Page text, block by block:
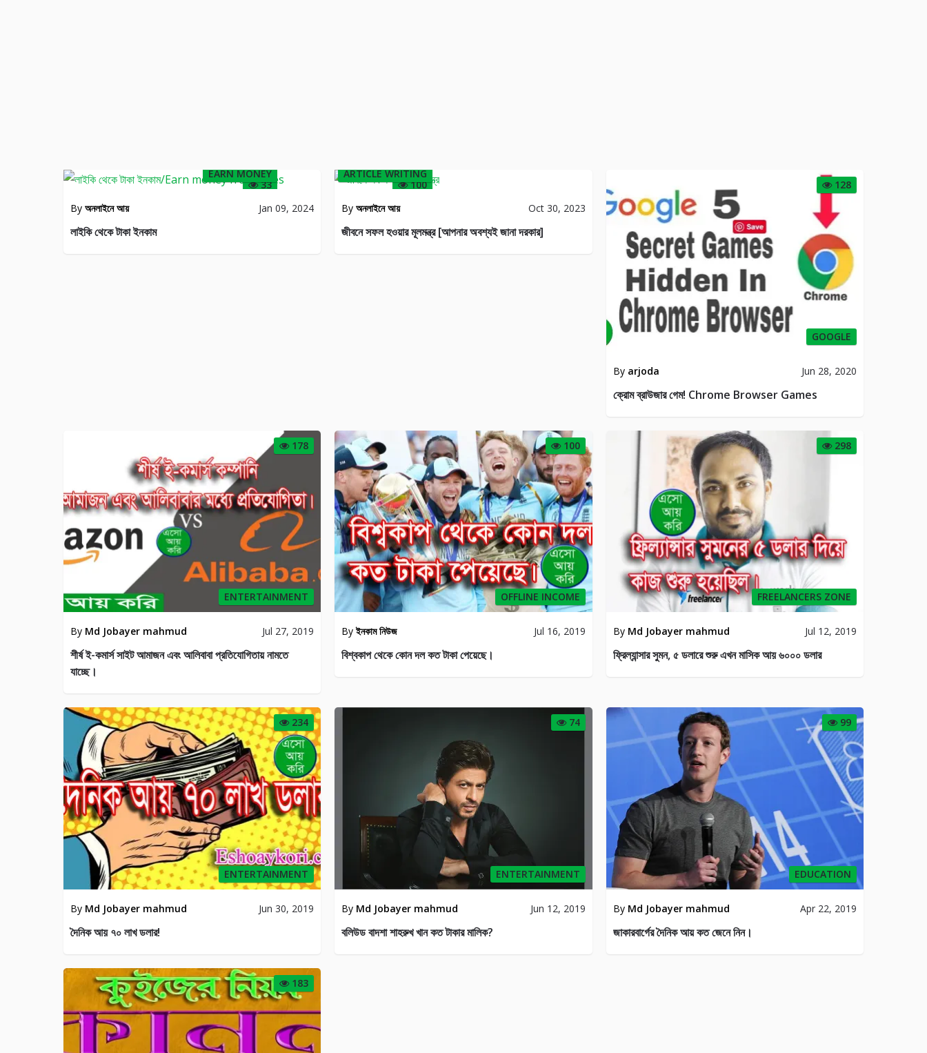
33
EARN MONEY
By অনলাইনে আয় Jan 09, 2024
লাইকি থেকে টাকা ইনকাম
100
ARTICLE WRITING
Byঅনলাইনে আয় Oct 30, 2023
জীবনে সফল হওয়ার মূলমন্ত্র [আপনার অবশ্যই জানা দরকার]
128
GOOGLE
By arjoda Jun 28, 2020
ক্রোম ব্রাউজার গেম! Chrome Browser Games
178
ENTERTAINMENT
By Md Jobayer mahmud Jul 27, 2019
শীর্ষ ই-কমার্স সাইট আমাজন এবং আলিবাবা প্রতিযোগিতায় নামতে
যাচ্ছে।
100
OFFLINE INCOME
Byইনকাম নিউজ Jul 16, 2019
বিশ্বকাপ থেকে কোন দল কত টাকা পেয়েছে।
298
FREELANCERS ZONE
By Md Jobayer mahmud Jul 12, 2019
ফ্রিল্যান্সার সুমন, ৫ ডলারে শুরু এখন মাসিক আয় ৬০০০ ডলার
234
ENTERTAINMENT
By Md Jobayer mahmud Jun 30, 2019
দৈনিক আয় ৭০ লাখ ডলার!
74
ENTERTAINMENT
By Md Jobayer mahmud Jun 12, 2019
বলিউড বাদশা শাহরুখ খান কত টাকার মালিক?
99
EDUCATION
By Md Jobayer mahmud Apr 22, 2019
জাকারবার্গের দৈনিক আয় কত জেনে নিন।
183